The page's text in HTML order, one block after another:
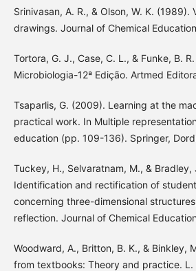
Srinivasan, A. R., & Olson, W. K. (1989).
drawings. Journal of Chemical
Tortora, G. J., Case, C. L., & Funke, B.
Microbiologia-12ª Edição. Artmed
Tsaparlis, G. (2009). Learning at the
practical work. In Multiple
education (pp. 109-136). Springer,
Tuckey, H., Selvaratnam, M., & Bradley,
Identification and rectification of
concerning three-dimensional
reflection. Journal of Chemical
Woodward, A., Britton, B. K., & Binkley,
from textbooks: Theory and practice. L.